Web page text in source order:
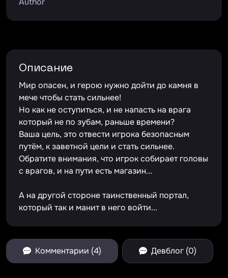
Описание
Мир опасен, и герою нужно дойти до камня в
мече чтобы стать сильнее!
Но как не оступиться, и не напасть на врага
который не по зубам, раньше времени?
Ваша цель, это отвести игрока безопасным
путём, к заветной цели и стать сильнее.
Обратите внимания, что игрок собирает головы
с врагов, и на пути есть магазин...
А на другой стороне таинственный портал,
который так и манит в него войти...
Комментарии (4) Девблог (0)